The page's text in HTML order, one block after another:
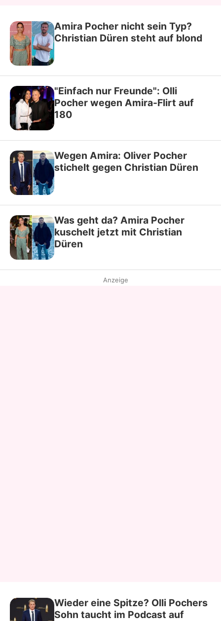
Amira Pocher nicht sein Typ?
Christian Düren steht auf blond
"Einfach nur Freunde": Olli
Pocher wegen Amira-Flirt auf
180
Wegen Amira: Oliver Pocher
stichelt gegen Christian Düren
Was geht da? Amira Pocher
kuschelt jetzt mit Christian
Düren
Anzeige
Wieder eine Spitze? Olli Pochers
Sohn taucht im Podcast auf